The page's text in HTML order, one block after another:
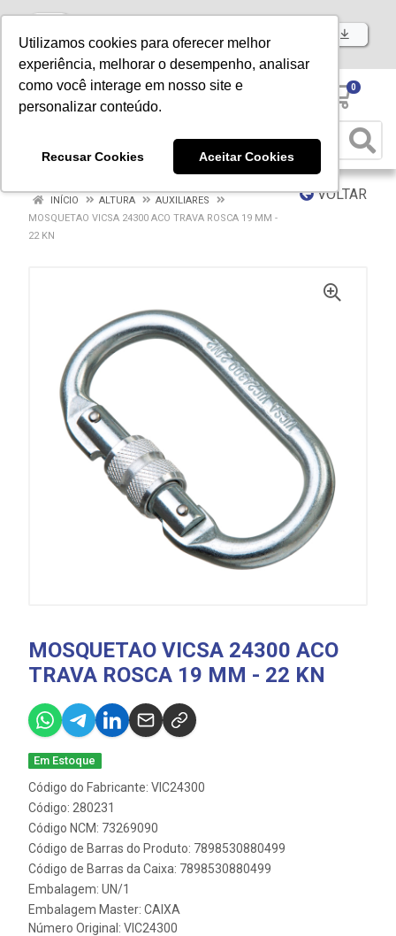
Utilizamos cookies para oferecer melhor
experiência, melhorar o desempenho, analisar
como você interage em nosso site e
personalizar conteúdo.
Recusar Cookies Aceitar Cookies
Baixe já nosso APP
0
VOLTAR
INÍCIO ALTURA
AUXILIARES
MOSQUETAO VICSA 24300 ACO TRAVA ROSCA 19 MM -
22 KN
MOSQUETAO VICSA 24300 ACO
TRAVA ROSCA 19 MM - 22 KN
Em Estoque
Código do Fabricante: VIC24300
Código: 280231
Código NCM: 73269090
Código de Barras do Produto: 7898530880499
Código de Barras da Caixa: 7898530880499
Embalagem: UN/1
Embalagem Master: CAIXA
Número Original: VIC24300